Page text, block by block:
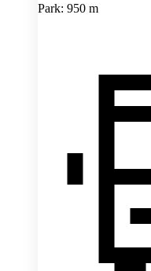
Park: 950 m